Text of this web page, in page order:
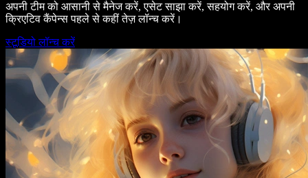
अपनी टीम को आसानी से मैनेज करें, एसेट साझा करें, सहयोग करें, और अपनी
क्रिएटिव कैंपेन्स पहले से कहीं तेज़ लॉन्च करें।
स्टूडियो लॉन्च करें